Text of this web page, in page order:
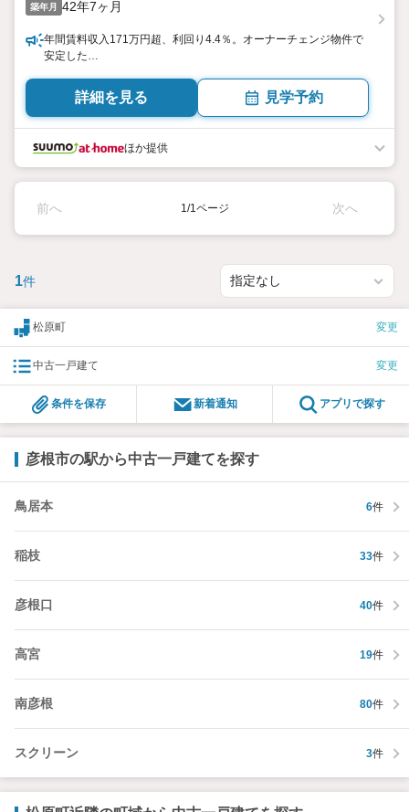
築年月 42年7ヶ月
年間賃料収入171万円超、利回り4.4％。オーナーチェンジ物件で
安定した…
詳細を見る 見学予約
ほか提供
前へ 1/1ページ 次へ
1件
松原町 変更
中古一戸建て 変更
条件を保存 新着通知 アプリで探す
彦根市の駅から中古一戸建てを探す
鳥居本 6件
稲枝 33件
彦根口 40件
高宮 19件
南彦根 80件
スクリーン 3件